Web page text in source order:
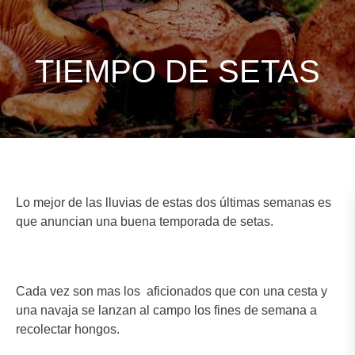
TIEMPO DE SETAS
Lo mejor de las lluvias de estas dos últimas semanas es
que anuncian una buena temporada de setas.
Cada vez son mas los aficionados que con una cesta y
una navaja se lanzan al campo los fines de semana a
recolectar hongos.